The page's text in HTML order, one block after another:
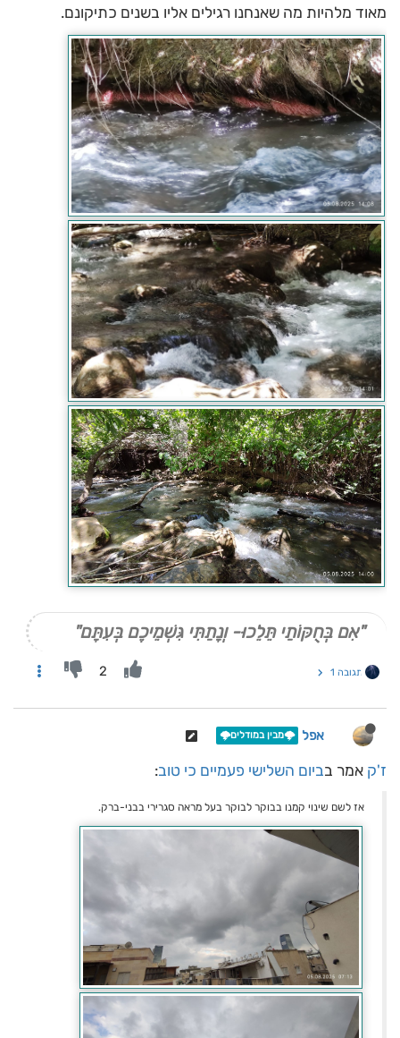
מאוד מלהיות מה שאנחנו רגילים אליו בשנים כתיקונם.
"אִם בְּחֻקּוֹתַי תֵּלֵכוּ- וְנָתַתִּי גִּשְׁמֵיכֶם בְּעִתָּם"
תגובה 1 2
אפל 🌩️מבין במודלים🌩️
ז'ק אמר בביום השלישי פעמיים כי טוב:
אז לשם שינוי קמנו בבוקר לבוקר בעל מראה סגרירי בבני-ברק.